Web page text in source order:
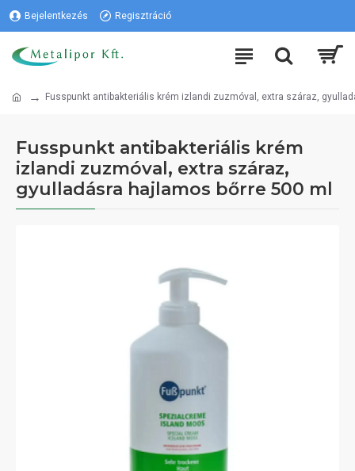
Bejelentkezés Regisztráció
Fusspunkt antibakteriális krém izlandi zuzmóval, extra száraz,
Fusspunkt antibakteriális krém
izlandi zuzmóval, extra száraz,
gyulladásra hajlamos bőrre 500 ml